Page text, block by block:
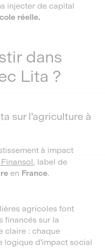
injecter de capital
réelle.
dans
Lita ?
sur l'agriculture à
à impact
Finansol, label de
en France.
agricoles font
financés sur la
claire : chaque
logique d'impact social